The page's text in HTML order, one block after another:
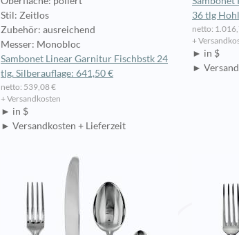
Stil: Zeitlos
Zubehör: ausreichend
Messer: Monobloc
Sambonet Linear Garnitur Fischbstk 24
tlg. Silberauflage: 641,50 €
netto: 539,08 €
+ Versandkosten
► in $
► Versandkosten + Lieferzeit
36 tlg
netto:
+
► in $
►